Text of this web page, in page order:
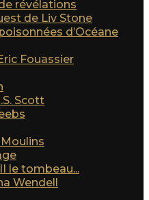
révélations
de Liv Stone
d’Océane
Fouassier
Scott
le tombeau...
Wendell